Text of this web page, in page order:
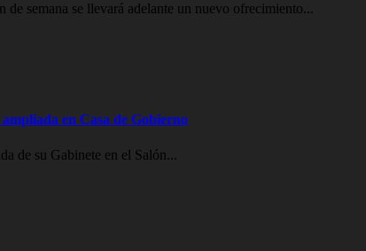
semana se llevará adelante un nuevo ofrecimiento...
en Casa de Gobierno
de su Gabinete en el Salón...